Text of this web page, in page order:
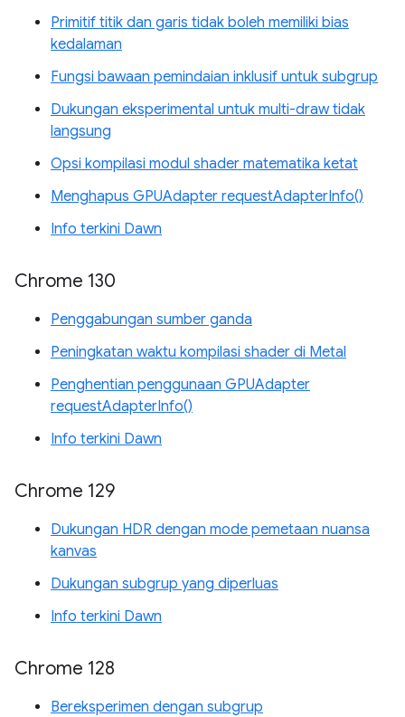
Primitif titik dan garis tidak boleh memiliki bias
kedalaman
Fungsi bawaan pemindaian inklusif untuk subgrup
Dukungan eksperimental untuk multi-draw tidak
langsung
Opsi kompilasi modul shader matematika ketat
Menghapus GPUAdapter requestAdapterInfo()
Info terkini Dawn
Chrome 130
Penggabungan sumber ganda
Peningkatan waktu kompilasi shader di Metal
Penghentian penggunaan GPUAdapter
requestAdapterInfo()
Info terkini Dawn
Chrome 129
Dukungan HDR dengan mode pemetaan nuansa
kanvas
Dukungan subgrup yang diperluas
Info terkini Dawn
Chrome 128
Bereksperimen dengan subgrup